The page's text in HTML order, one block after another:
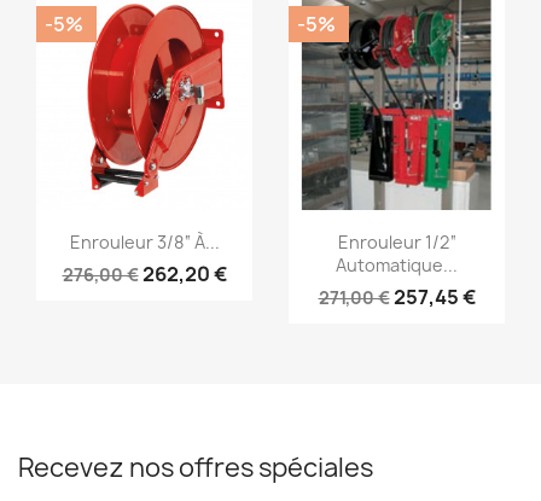
Aperçu rapide
Enrouleur 3/8“ À...
276,00 €262,20 €
-5%
Aperçu rapide
Enrouleur 1/2“
Automatique...
271,00 €257,45 €
-5%
Recevez nos offres spéciales